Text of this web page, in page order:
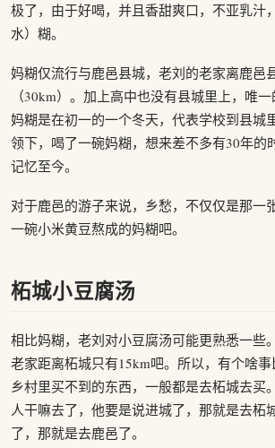
极了，由于好喝，并且香甜爽口，不亚乳汁
水）糊。
妈糊仅流行与鹿邑县城，老刘的老家离鹿邑
（30km）。加上高中也没有县城里上，唯
妈糊是在初一的一个冬天，代表学校到县城
领下，喝了一碗妈糊，想来差不多有30年的
记忆至今。
对于鹿邑的游子来说，乡愁，不仅仅是那一
一碗小米黄豆熬成的妈糊吧。
柘城小豆腐汤
相比妈糊，老刘对小豆腐汤可能更熟悉一些
老家距离柘城只有15km吧。所以，有个啥事
乡村里买不到的东西，一般都是去柘城去买
人干嘛去了，他要是说进城了，那就是去柘
了，那就是去鹿邑了。